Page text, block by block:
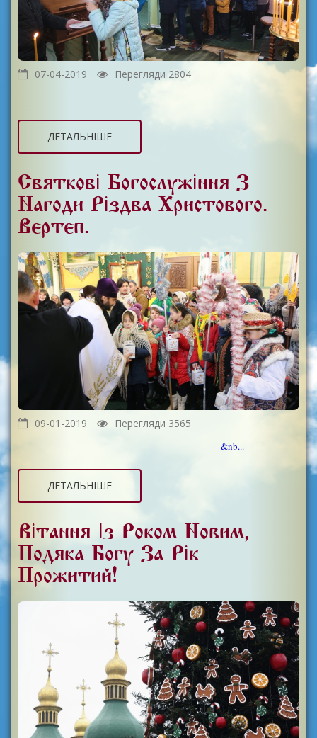
07-04-2019 Перегляди 2804
ДЕТАЛЬНІШЕ
Святкові Богослужіння З
Нагоди Різдва Христового.
Вертеп.
09-01-2019 Перегляди 3565
&nb...
ДЕТАЛЬНІШЕ
Вітання Із Роком Новим,
Подяка Богу За Рік
Прожитий!